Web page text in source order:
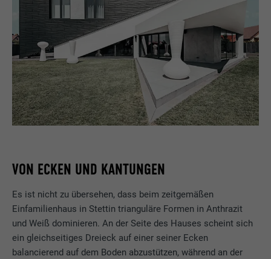
VON ECKEN UND KANTUNGEN
Es ist nicht zu übersehen, dass beim zeitgemäßen
Einfamilienhaus in Stettin trianguläre Formen in Anthrazit
und Weiß dominieren. An der Seite des Hauses scheint sich
ein gleichseitiges Dreieck auf einer seiner Ecken
balancierend auf dem Boden abzustützen, während an der